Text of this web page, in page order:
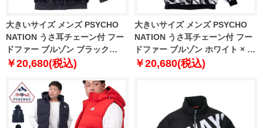
大きいサイズ メンズ PSYCHO
NATION うさ耳チェーン付 フー
ドファー ブルゾン ブラック
1278-4306-2 3L 4L 5L 6L
￥20,680(税込)
大きいサイズ メンズ PSYCHO
NATION うさ耳チェーン付 フー
ドファー ブルゾン ホワイト × ブ
ラック 1278-4306-1 3L 4L 5L
￥20,680(税込)